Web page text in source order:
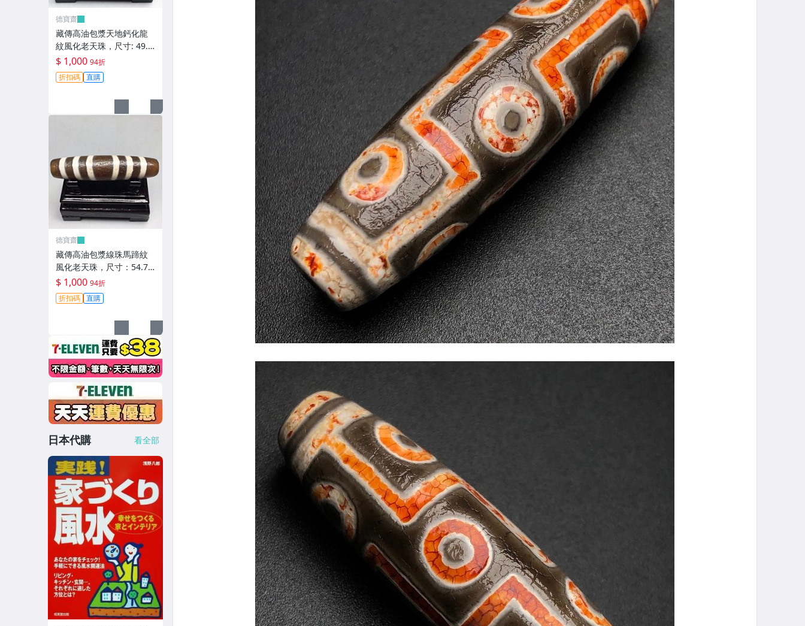
德寶齋
藏傳高油包漿天地鈣化龍
紋風化老天珠，尺寸: 49.6
×13.5左右，材質：瑪瑙，
天珠 瑪瑙 硃砂【德寶齋】
406
$ 1,000 94折
折扣碼 直購
德寶齋
藏傳高油包漿線珠馬蹄紋
風化老天珠，尺寸：54.7×
13左右，材質：瑪瑙，玉
髓 天珠 瑪瑙 硃砂【德寶
齋】405
$ 1,000 94折
折扣碼 直購
日本代購 看全部